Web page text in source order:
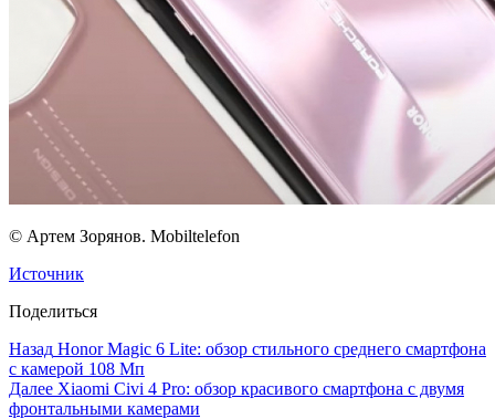
© Артем Зорянов. Mobiltelefon
Источник
Поделиться
Назад Honor Magic 6 Lite: обзор стильного среднего смартфона
с камерой 108 Мп
Далее Xiaomi Civi 4 Pro: обзор красивого смартфона с двумя
фронтальными камерами